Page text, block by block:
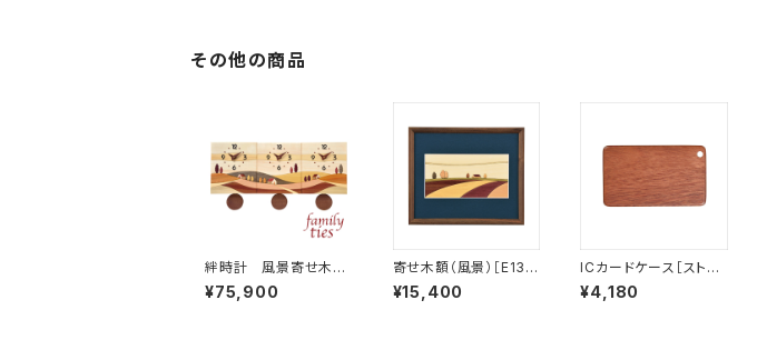
その他の商品
絆時計 風景寄せ木振
子タイプ BR-F-YO
¥75,900
寄せ木額（風景）［E13-
1］【受注生産品】
¥15,400
ICカードケース［ストラ
ップ（短）付き］サッチー
ネ［IC-1S］
¥4,180